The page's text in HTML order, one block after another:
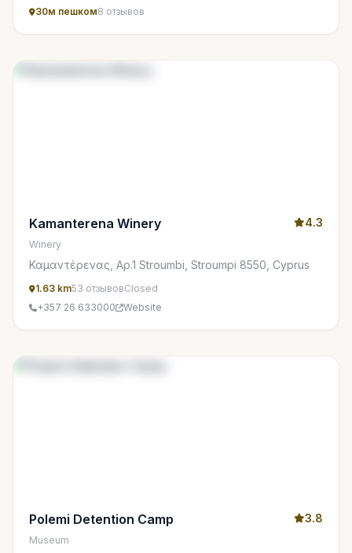
30м пешком8 отзывов
Kamanterena Winery 4.3
Winery
Καμαντέρενας, Αρ.1 Stroumbi, Stroumpi 8550, Cyprus
1.63 km53 отзывовClosed
+357 26 633000
Website
Polemi Detention Camp 3.8
Museum